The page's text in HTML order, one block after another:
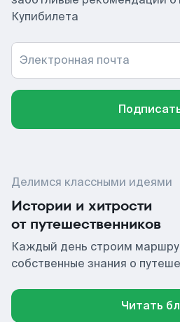
Купибилета
Электронная почта
Делимся классными идеями
Истории и хитрости
от путешественников
Каждый день строим
собственные знания о
Читать